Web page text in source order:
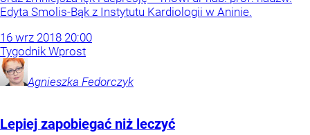
Edyta Smolis-Bąk z Instytutu Kardiologii w Aninie.
16 wrz 2018 20:00
Tygodnik Wprost
Agnieszka Fedorczyk
Lepiej zapobiegać niż leczyć